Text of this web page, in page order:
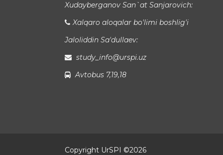
Xudayberganov San`at Sanjarovich:
Xalqaro aloqalar bo'limi boshlig'i
Jaloliddin Sa'dullaev:
study_info@urspi.uz
Avtobus 7,19,18
Copyright UrSPI ©2026